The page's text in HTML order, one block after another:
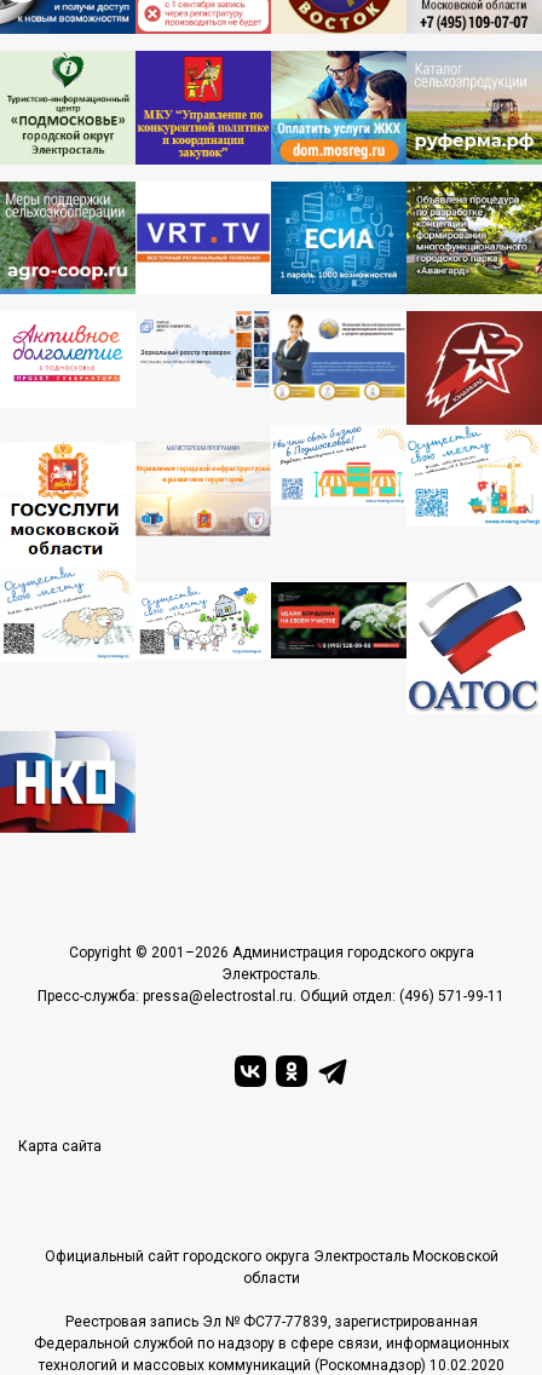
Copyright © 2001–2026 Администрация городского округа
Электросталь.
Пресс-служба: pressa@electrostal.ru. Общий отдел: (496) 571-99-11
Карта сайта
Официальный сайт городского округа Электросталь Московской
области
Реестровая запись Эл № ФС77-77839, зарегистрированная
Федеральной службой по надзору в сфере связи, информационных
технологий и массовых коммуникаций (Роскомнадзор) 10.02.2020